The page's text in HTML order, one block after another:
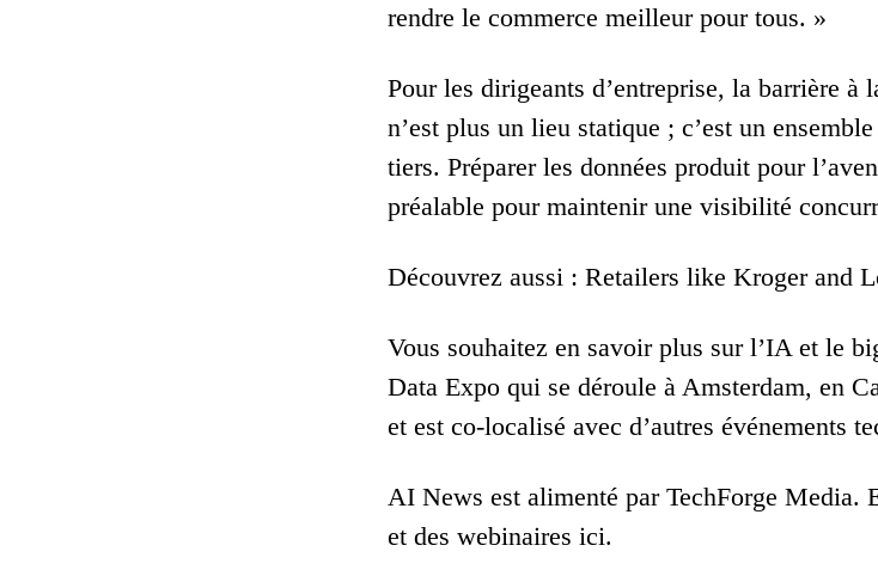
rendre le commerce meilleur pour tous. »
Pour les dirigeants d’entreprise, la barrière à
n’est plus un lieu statique ; c’est un
tiers. Préparer les données produit pour
préalable pour maintenir une visibilité
Découvrez aussi : Retailers like Kroger and
Vous souhaitez en savoir plus sur l’IA et le
Data Expo qui se déroule à Amsterdam, en
et est co-localisé avec d’autres événements
AI News est alimenté par TechForge Media.
et des webinaires ici.